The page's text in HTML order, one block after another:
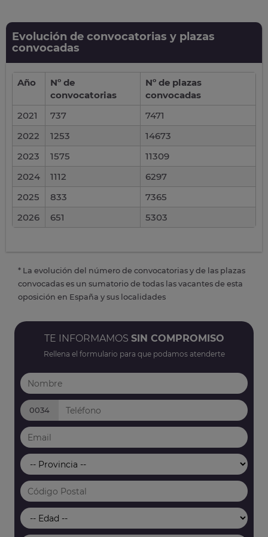
Evolución de convocatorias y plazas
convocadas
Año
Nº de
convocatorias
Nº de plazas
convocadas
2021
737
7471
2022
1253
14673
2023
1575
11309
2024
1112
6297
2025
833
7365
2026
651 5303
* La evolución del número de convocatorias y de las plazas
convocadas es un sumatorio de todas las vacantes de esta
oposición en España y sus localidades
TE INFORMAMOS SIN COMPROMISO
Rellena el formulario para que podamos atenderte
0034